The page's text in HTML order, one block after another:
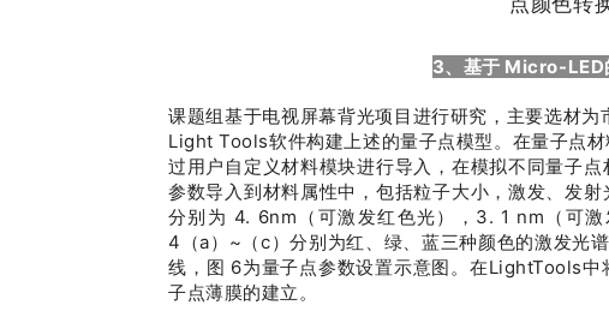
3、基于 Micro-LED
课题组基于电视屏幕背光项目进行研究，主要选材
Light Tools软件构建上述的量子点模型。在量子点
过用户自定义材料模块进行导入，在模拟不同量子
参数导入到材料属性中，包括粒子大小，激发、发
分别为 4. 6nm（可激发红色光），3. 1 nm（可
4（a）~（c）分别为红、绿、蓝三种颜色的激发光
线，图 6为量子点参数设置示意图。在LightTools中
子点薄膜的建立。